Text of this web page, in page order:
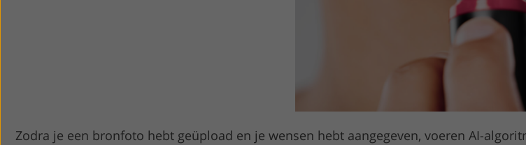
Zodra je een bronfoto hebt geüpload en je wensen hebt aangegeven, voeren AI-